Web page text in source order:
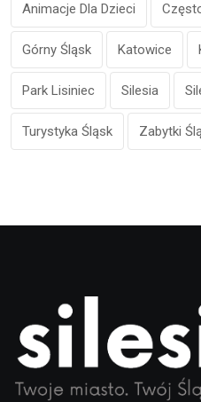
Animacje Dla Dzieci
Górny Śląsk Katowice
Park Lisiniec Silesia
Turystyka Śląsk Zabytki